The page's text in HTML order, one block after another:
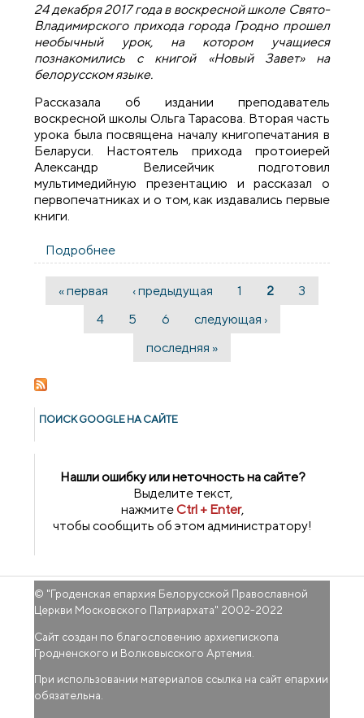
24 декабря 2017 года в воскресной школе Свято-
Владимирского прихода города Гродно прошел
необычный урок, на котором учащиеся
познакомились с книгой «Новый Завет» на
белорусском языке.
Рассказала об издании преподаватель
воскресной школы Ольга Тарасова. Вторая часть
урока была посвящена началу книгопечатания в
Беларуси. Настоятель прихода протоиерей
Александр Велисейчик подготовил
мультимедийную презентацию и рассказал о
первопечатниках и о том, как издавались первые
книги.
Подробнее
Владимирского храма прошел урок-
Страницы
« первая ‹ предыдущая 1 2
3
4
5 6
следующая ›
последняя »
ПОИСК GOОGLE НА САЙТЕ
Нашли ошибку или неточность на сайте?
Выделите текст,
нажмитеCtrl + Enter,
чтобы сообщить об этом администратору!
© "Гроденская епархия Белорусской Православной
Церкви Московского Патриархата" 2002-2022
Сайт создан по благословению архиепископа
Гродненского и Волковысского Артемия.
При использовании материалов ссылка на сайт епархии
обязательна.